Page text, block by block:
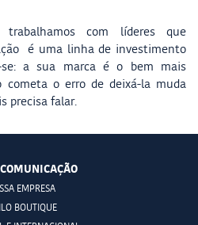
trabalhamos com líderes que
é uma linha de investimento
se: a sua marca é o bem mais
cometa o erro de deixá-la muda
precisa falar.
EMPRESA
BOUTIQUE